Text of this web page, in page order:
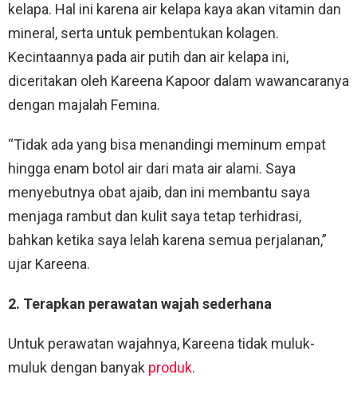
kelapa. Hal ini karena air kelapa kaya akan vitamin dan
mineral, serta untuk pembentukan kolagen.
Kecintaannya pada air putih dan air kelapa ini,
diceritakan oleh Kareena Kapoor dalam wawancaranya
dengan majalah Femina.
“Tidak ada yang bisa menandingi meminum empat
hingga enam botol air dari mata air alami. Saya
menyebutnya obat ajaib, dan ini membantu saya
menjaga rambut dan kulit saya tetap terhidrasi,
bahkan ketika saya lelah karena semua perjalanan,”
ujar Kareena.
2. Terapkan perawatan wajah sederhana
Untuk perawatan wajahnya, Kareena tidak muluk-
muluk dengan banyak produk.